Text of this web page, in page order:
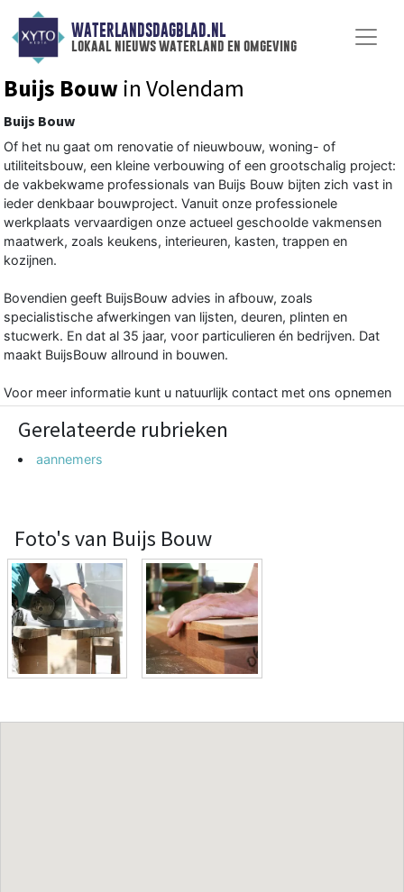
WATERLANDSDAGBLAD.NL
lokaal nieuws waterland en omgeving
Buijs Bouw in Volendam
Buijs Bouw
Of het nu gaat om renovatie of nieuwbouw, woning- of
utiliteitsbouw, een kleine verbouwing of een grootschalig project:
de vakbekwame professionals van Buijs Bouw bijten zich vast in
ieder denkbaar bouwproject. Vanuit onze professionele
werkplaats vervaardigen onze actueel geschoolde vakmensen
maatwerk, zoals keukens, interieuren, kasten, trappen en
kozijnen.
Bovendien geeft BuijsBouw advies in afbouw, zoals
specialistische afwerkingen van lijsten, deuren, plinten en
stucwerk. En dat al 35 jaar, voor particulieren én bedrijven. Dat
maakt BuijsBouw allround in bouwen.
Voor meer informatie kunt u natuurlijk contact met ons opnemen
Gerelateerde rubrieken
aannemers
Foto's van Buijs Bouw